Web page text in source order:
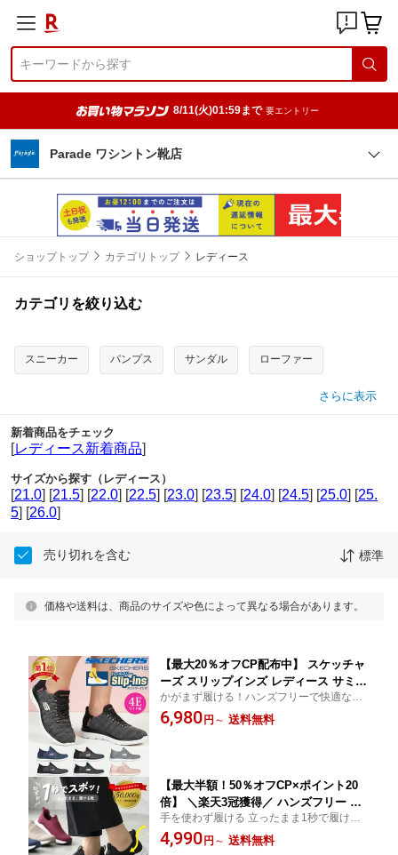
8/11(火)01:59まで 要エントリー
Parade ワシントン靴店
ショップトップ カテゴリトップ レディース
カテゴリを絞り込む
スニーカー パンプス サンダル ローファー
さらに表示
新着商品をチェック
[レディース新着商品]
サイズから探す（レディース）
[21.0] [21.5] [22.0] [22.5] [23.0] [23.5] [24.0] [24.5] [25.0] [25.
5] [26.0]
売り切れを含む 標準
価格や送料は、商品のサイズや色によって異なる場合があります。
【最大20％オフCP配布中】 スケッチャ
ーズ スリップインズ レディース サミッ
ツ 幅広 4E ダズリングヘイズ 149937W
スリッポン スニーカー 靴 ワイド幅 ゆ
かがまず履ける！ハンズフリーで快適なス
リッポン 手を使わずに履ける 立ったまま履
ける
6,980 円 ～ 送料無料
【最大半額！50％オフCP×ポイント20
倍】 ＼楽天3冠獲得／ ハンズフリー 靴
手を使わず履ける スリッポン スニーカ
ー レディース メンズ スリップイン 幅
手を使わず履ける 立ったまま1秒で履ける
靴！脱ぎ履ぎ簡単 歩きやすい 室内履き ウ
ォーキング ランニング 腰痛 膝痛 旅行 買い
4,990 円 ～ 送料無料